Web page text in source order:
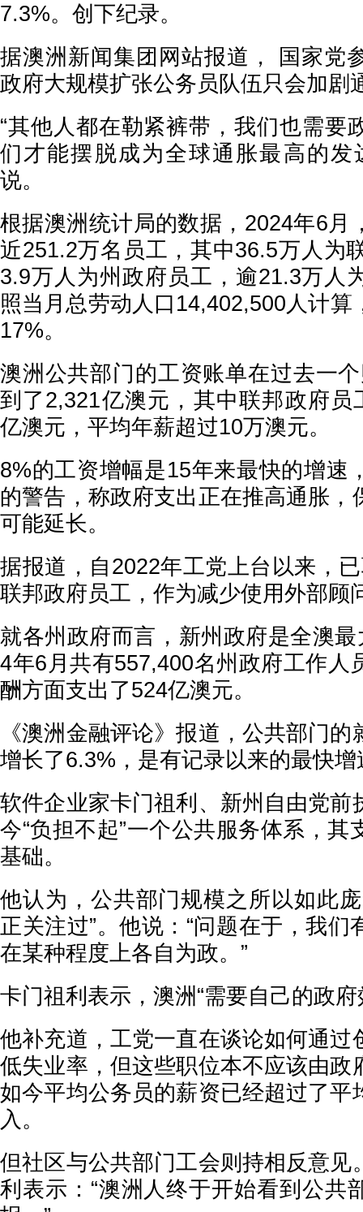
7.3%。创下纪录。
据澳洲新闻集团网站报道， 国家党
政府大规模扩张公务员队伍只会加剧
“其他人都在勒紧裤带，我们也需要
们才能摆脱成为全球通胀最高的发
说。
根据澳洲统计局的数据，2024年6月
近251.2万名员工，其中36.5万人为
3.9万人为州政府员工，逾21.3万人
照当月总劳动人口14,402,500人计算
17%。
澳洲公共部门的工资账单在过去一
到了2,321亿澳元，其中联邦政府员
亿澳元，平均年薪超过10万澳元。
8%的工资增幅是15年来最快的增速
的警告，称政府支出正在推高通胀，
可能延长。
据报道，自2022年工党上台以来，
联邦政府员工，作为减少使用外部顾
就各州政府而言，新州政府是全澳
4年6月共有557,400名州政府工作人
酬方面支出了524亿澳元。
《澳洲金融评论》报道，公共部门
增长了6.3%，是有记录以来的最快增
软件企业家卡门祖利、新州自由党前
今“负担不起”一个公共服务体系，其
基础。
他认为，公共部门规模之所以如此
正关注过”。他说：“问题在于，我
在某种程度上各自为政。”
卡门祖利表示，澳洲“需要自己的政府
他补充道，工党一直在谈论如何通过
低失业率，但这些职位本不应该由政
如今平均公务员的薪资已经超过了平
入。
但社区与公共部门工会则持相反意见
利表示：“澳洲人终于开始看到公共